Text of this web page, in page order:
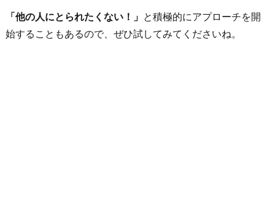
「他の人にとられたくない！」 と積極的にアプローチを開
始することもあるので、ぜひ試してみてくださいね。